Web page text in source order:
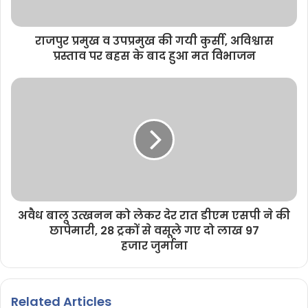
राजपुर प्रमुख व उपप्रमुख की गयी कुर्सी, अविश्वास
प्रस्ताव पर बहस के बाद हुआ मत विभाजन
अवैध बालू उत्खनन को लेकर देर रात डीएम एसपी ने की
छापेमारी, 28 ट्रकों से वसूले गए दो लाख 97
हजार जुर्माना
Related Articles